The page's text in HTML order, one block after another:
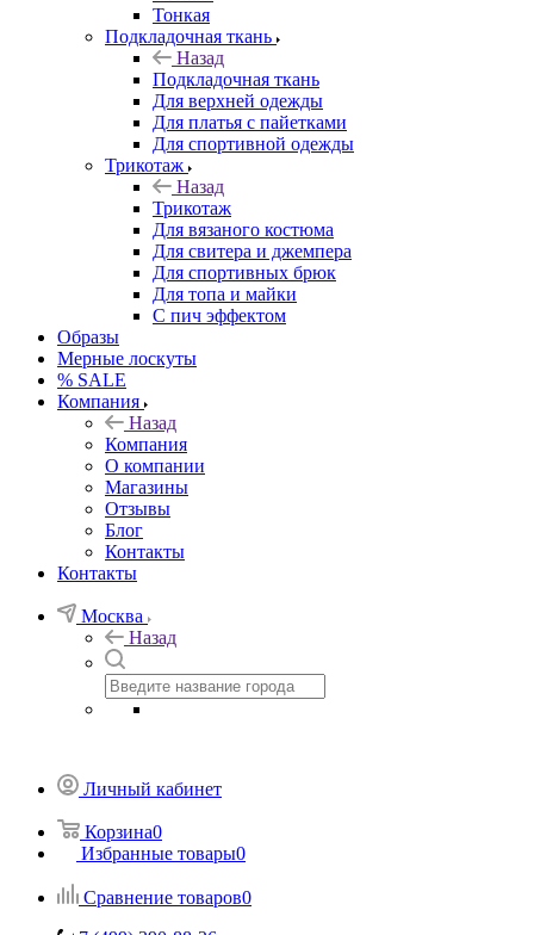
Тонкая
Подкладочная ткань
Назад
Подкладочная ткань
Для верхней одежды
Для платья с пайетками
Для спортивной одежды
Трикотаж
Назад
Трикотаж
Для вязаного костюма
Для свитера и джемпера
Для спортивных брюк
Для топа и майки
С пич эффектом
Образы
Мерные лоскуты
% SALE
Компания
Назад
Компания
О компании
Магазины
Отзывы
Блог
Контакты
Контакты
Москва
Назад
Личный кабинет
Корзина0
Избранные товары0
Сравнение товаров0